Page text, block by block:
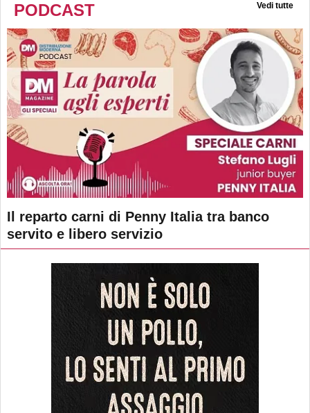
PODCAST Vedi tutte
Il reparto carni di Penny Italia tra banco
servito e libero servizio